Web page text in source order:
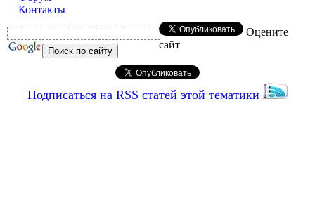
Контакты
Оцените
сайт
Подписаться на RSS статей этой тематики